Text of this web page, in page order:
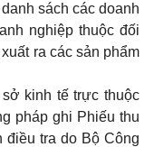
sách các doanh
nghiệp thuộc đối
ra các sản phẩm
kinh tế trực thuộc
pháp ghi Phiếu thu
tra do Bộ Công